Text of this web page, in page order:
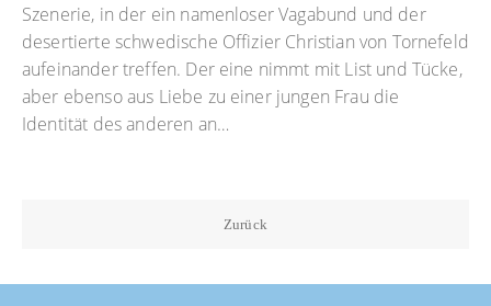
Szenerie, in der ein namenloser Vagabund und der
desertierte schwedische Offizier Christian von Tornefeld
aufeinander treffen. Der eine nimmt mit List und Tücke,
aber ebenso aus Liebe zu einer jungen Frau die
Identität des anderen an…
Zurück